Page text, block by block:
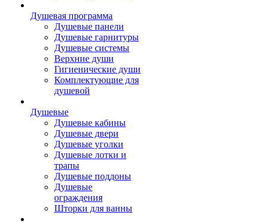
Душевая программа
Душевые панели
Душевые гарнитуры
Душевые системы
Верхние души
Гигиенические души
Комплектующие для
душевой
Душевые
Душевые кабины
Душевые двери
Душевые уголки
Душевые лотки и
трапы
Душевые поддоны
Душевые
ограждения
Шторки для ванны